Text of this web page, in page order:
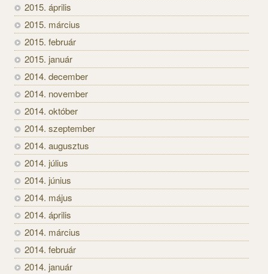
2015. április
2015. március
2015. február
2015. január
2014. december
2014. november
2014. október
2014. szeptember
2014. augusztus
2014. július
2014. június
2014. május
2014. április
2014. március
2014. február
2014. január